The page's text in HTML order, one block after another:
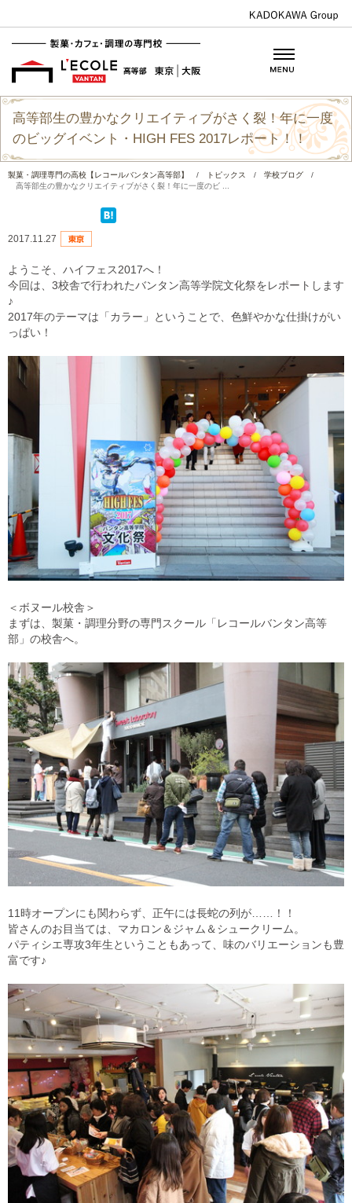
高等部生の豊かなクリエイティブがさく裂！年に一度
のビッグイベント・HIGH FES 2017レポート！！
製菓・調理専門の高校【レコールバンタン高等部】 / トピックス / 学校ブログ
/
高等部生の豊かなクリエイティブがさく裂！年に一度のビ ...
2017.11.27
ようこそ、ハイフェス2017へ！
今回は、3校舎で行われたバンタン高等学院文化祭をレポートします
♪
2017年のテーマは「カラー」ということで、色鮮やかな仕掛けがい
っぱい！
＜ボヌール校舎＞
まずは、製菓・調理分野の専門スクール「レコールバンタン高等
部」の校舎へ。
11時オープンにも関わらず、正午には長蛇の列が……！！
皆さんのお目当ては、マカロン＆ジャム＆シュークリーム。
パティシエ専攻3年生ということもあって、味のバリエーションも豊
富です♪